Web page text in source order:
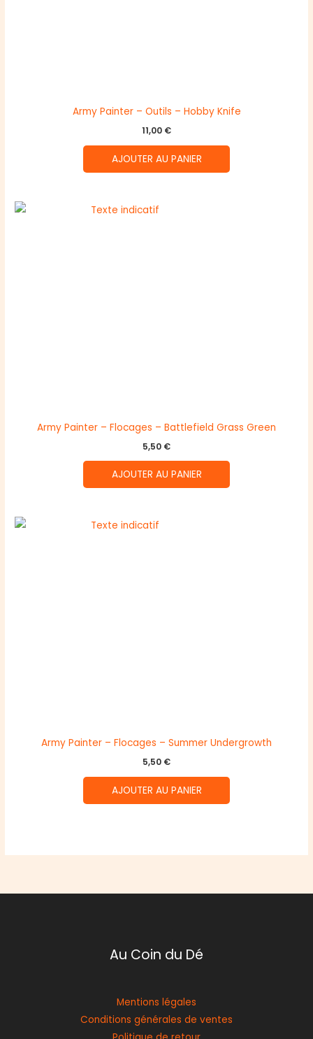
Army Painter – Outils – Hobby Knife
11,00 €
AJOUTER AU PANIER
Army Painter – Flocages – Battlefield Grass Green
5,50 €
AJOUTER AU PANIER
Army Painter – Flocages – Summer Undergrowth
5,50 €
AJOUTER AU PANIER
Au Coin du Dé
Mentions légales
Conditions générales de ventes